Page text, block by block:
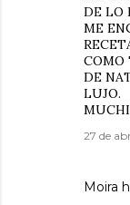
DE LO
ME
COMO
DE
LUJO.
27 de
Moira